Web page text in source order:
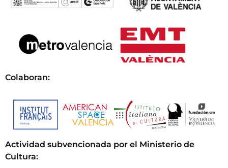
Colaboran:
Actividad subvencionada por el Ministerio de
Cultura: